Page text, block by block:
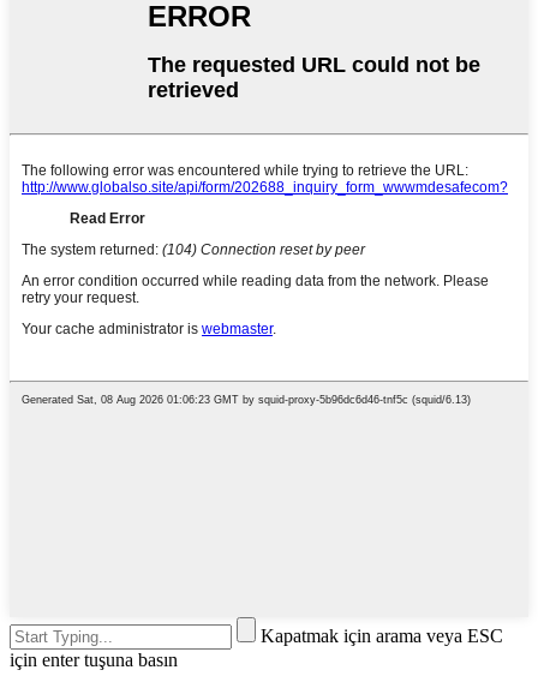
Kapatmak için arama veya ESC
için enter tuşuna basın